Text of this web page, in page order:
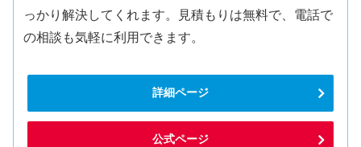
っかり解決してくれます。見積もりは無料で、電話で
の相談も気軽に利用できます。
詳細ページ
公式ページ